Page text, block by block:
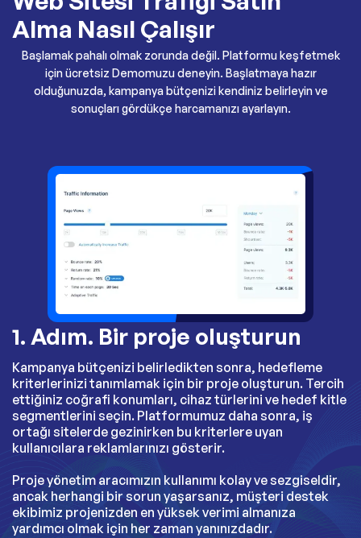
Alma Nasıl Çalışır
Başlamak pahalı olmak zorunda değil. Platformu keşfetmek
için ücretsiz Demomuzu deneyin. Başlatmaya hazır
olduğunuzda, kampanya bütçenizi kendiniz belirleyin ve
sonuçları gördükçe harcamanızı ayarlayın.
1. Adım. Bir proje oluşturun
Kampanya bütçenizi belirledikten sonra, hedefleme
kriterlerinizi tanımlamak için bir proje oluşturun. Tercih
ettiğiniz coğrafi konumları, cihaz türlerini ve hedef kitle
segmentlerini seçin. Platformumuz daha sonra, iş
ortağı sitelerde gezinirken bu kriterlere uyan
kullanıcılara reklamlarınızı gösterir.
Proje yönetim aracımızın kullanımı kolay ve sezgiseldir,
ancak herhangi bir sorun yaşarsanız, müşteri destek
ekibimiz projenizden en yüksek verimi almanıza
yardımcı olmak için her zaman yanınızdadır.